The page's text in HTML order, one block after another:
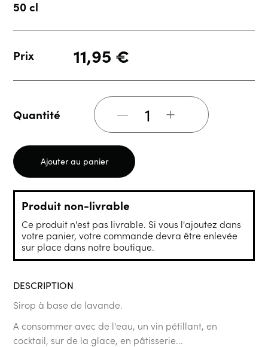
50 cl
Prix 11,95 €
Quantité +
Ajouter au panier
Produit non-livrable
Ce produit n'est pas livrable. Si vous l'ajoutez dans
votre panier, votre commande devra être enlevée
sur place dans notre boutique.
DESCRIPTION
Sirop à base de lavande.
A consommer avec de l'eau, un vin pétillant, en
cocktail, sur de la glace, en pâtisserie...